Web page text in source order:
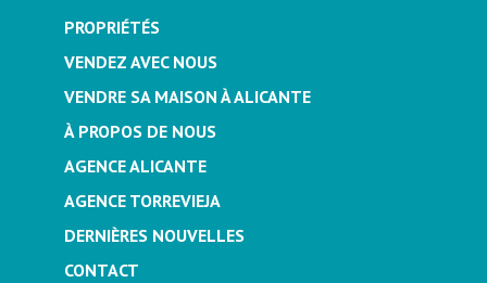
PROPRIÉTÉS
VENDEZ AVEC NOUS
VENDRE SA MAISON À ALICANTE
À PROPOS DE NOUS
AGENCE ALICANTE
AGENCE TORREVIEJA
DERNIÈRES NOUVELLES
CONTACT